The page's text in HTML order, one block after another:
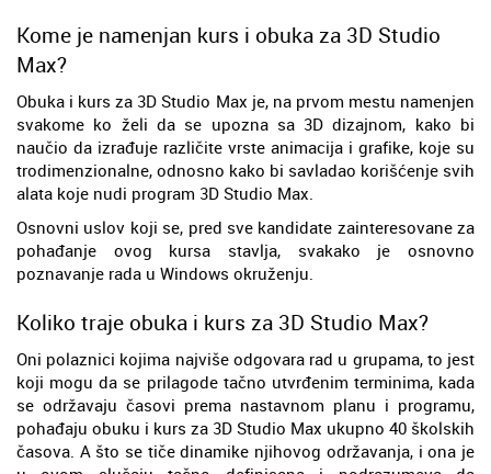
Kome je namenjan kurs i obuka za 3D Studio
Max?
Obuka i kurs za 3D Studio Max je, na prvom mestu namenjen
svakome ko želi da se upozna sa 3D dizajnom, kako bi
naučio da izrađuje različite vrste animacija i grafike, koje su
trodimenzionalne, odnosno kako bi savladao korišćenje svih
alata koje nudi program 3D Studio Max.
Osnovni uslov koji se, pred sve kandidate zainteresovane za
pohađanje ovog kursa stavlja, svakako je osnovno
poznavanje rada u Windows okruženju.
Koliko traje obuka i kurs za 3D Studio Max?
Oni polaznici kojima najviše odgovara rad u grupama, to jest
koji mogu da se prilagode tačno utvrđenim terminima, kada
se održavaju časovi prema nastavnom planu i programu,
pohađaju obuku i kurs za 3D Studio Max ukupno 40 školskih
časova. A što se tiče dinamike njihovog održavanja, i ona je